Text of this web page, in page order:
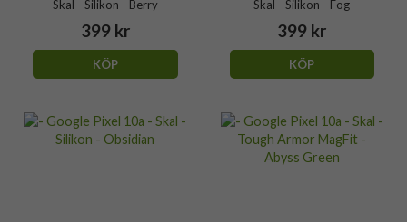
Skal - Silikon - Berry
399 kr
KÖP
Skal - Silikon - Fog
399 kr
KÖP